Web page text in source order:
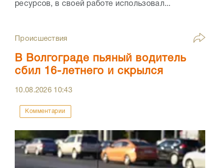
ресурсов, в своей работе использовал...
Происшествия
В Волгограде пьяный водитель
сбил 16-летнего и скрылся
10.08.2026 10:43
Комментарии